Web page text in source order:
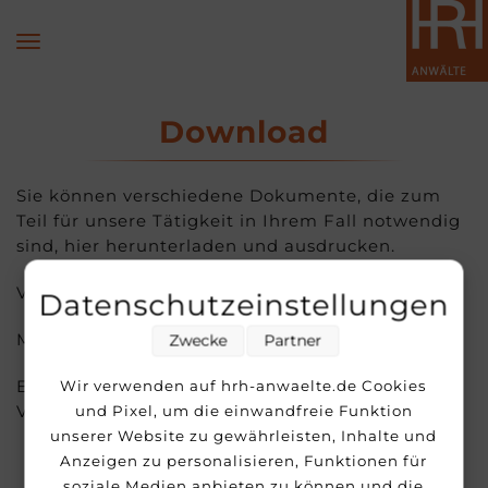
Download
Sie können verschiedene Dokumente, die zum
Teil für unsere Tätigkeit in Ihrem Fall notwendig
sind, hier herunterladen und ausdrucken.
Vollmacht
Mandatsbedingungen mit Widerrufsbelehrung
Erklärung über persönliche und wirtschaftliche
Verhältnisse
Datenschutzeinstellungen
Wir verwenden auf hrh-anwaelte.de Cookies
und Pixel, um die einwandfreie Funktion
unserer Website zu gewährleisten, Inhalte und
Anzeigen zu personalisieren, Funktionen für
Zwecke Partner